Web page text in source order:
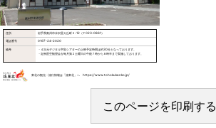
住所 岩手県奥州市水沢星ガ丘町２-12（〒023-0861）
電話番号 0197-24-2020
備考
・４次元デジタル宇宙シアターの上映予定時間は約30分となっております。
・定例星空観望会を毎月第２土曜日の午後７時から８時半まで実施しております。
東北の観光・旅行情報は「旅東北」へ https://www.tohokukanko.jp/
このページを印刷する